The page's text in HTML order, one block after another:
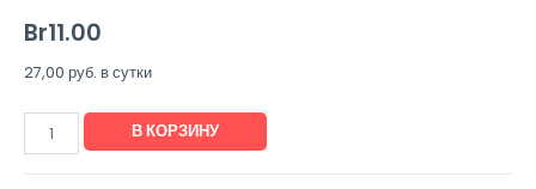
Br11.00
27,00 руб. в сутки
Количество
товара
В КОРЗИНУ